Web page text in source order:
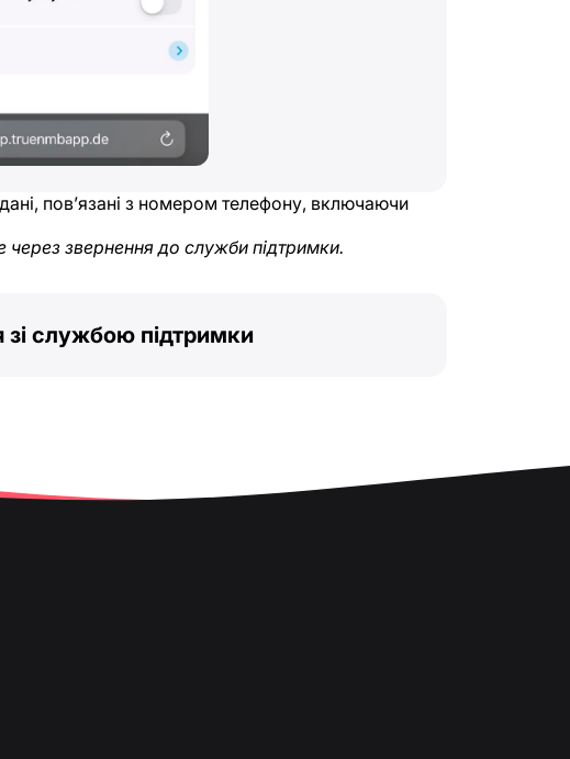
пов’язані з номером телефону, включаючи
звернення до служби підтримки.
зі службою підтримки